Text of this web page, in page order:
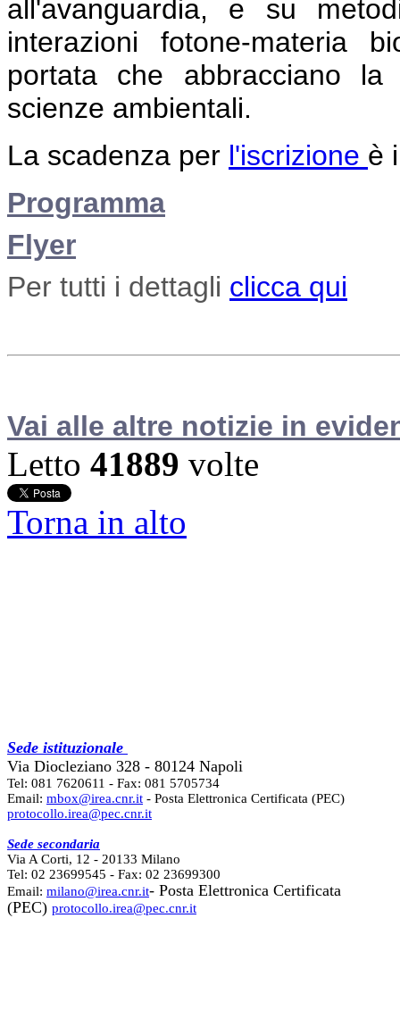
all'avanguardia, e su
interazioni fotone-materia
portata che abbracciano la
scienze ambientali.
La scadenza per l'iscrizione è
Programma
Flyer
Per tutti i dettagli clicca qui
Vai alle altre notizie in
Letto 41889 volte
Torna in alto
Sede istituzionale
Via Diocleziano 328 - 80124 Napoli
Tel: 081 7620611 - Fax: 081 5705734
Email: mbox@irea.cnr.it - Posta Elettronica Certificata (PEC)
protocollo.irea@pec.cnr.it
Sede secondaria
Via A Corti, 12 - 20133 Milano
Tel: 02 23699545 - Fax: 02 23699300
Email: milano@irea.cnr.it- Posta Elettronica Certificata
(PEC) protocollo.irea@pec.cnr.it